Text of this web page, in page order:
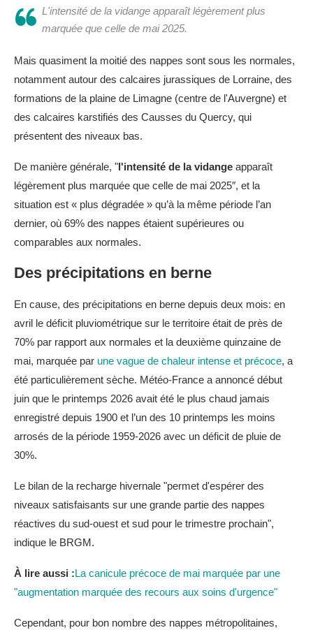
L'intensité de la vidange apparaît légèrement plus
marquée que celle de mai 2025.
Mais quasiment la moitié des nappes sont sous les normales,
notamment autour des calcaires jurassiques de Lorraine, des
formations de la plaine de Limagne (centre de l'Auvergne) et
des calcaires karstifiés des Causses du Quercy, qui
présentent des niveaux bas.
De manière générale, "l'intensité de la vidange apparaît
légèrement plus marquée que celle de mai 2025″, et la
situation est « plus dégradée » qu’à la même période l’an
dernier, où 69% des nappes étaient supérieures ou
comparables aux normales.
Des précipitations en berne
En cause, des précipitations en berne depuis deux mois: en
avril le déficit pluviométrique sur le territoire était de près de
70% par rapport aux normales et la deuxième quinzaine de
mai, marquée par une vague de chaleur intense et précoce, a
été particulièrement sèche. Météo-France a annoncé début
juin que le printemps 2026 avait été le plus chaud jamais
enregistré depuis 1900 et l’un des 10 printemps les moins
arrosés de la période 1959-2026 avec un déficit de pluie de
30%.
Le bilan de la recharge hivernale "permet d'espérer des
niveaux satisfaisants sur une grande partie des nappes
réactives du sud-ouest et sud pour le trimestre prochain",
indique le BRGM.
À lire aussi :La canicule précoce de mai marquée par une
"augmentation marquée des recours aux soins d'urgence"
Cependant, pour bon nombre des nappes métropolitaines,